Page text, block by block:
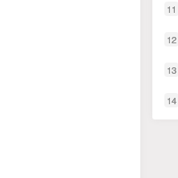
11
12
13
14